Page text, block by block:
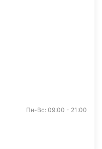
Пн-Вс: 09:00 - 21:00